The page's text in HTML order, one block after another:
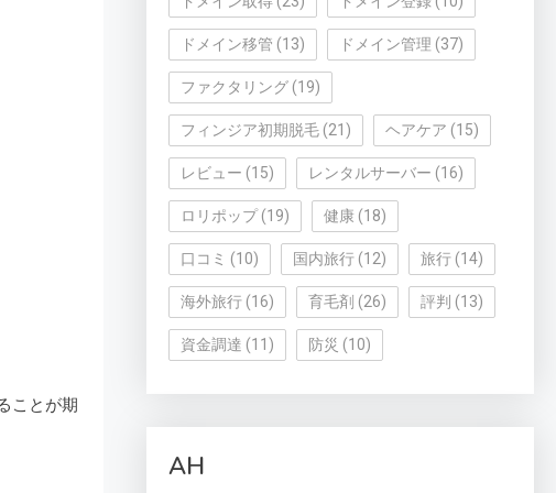
ことが期
ドメイン移管 (13) ドメイン管理 (37)
ファクタリング(19)
フィンジア初期脱毛(21) ヘアケア (15)
レビュー (15) レンタルサーバー (16)
ロリポップ(19) 健康(18)
口コミ (10) 国内旅行(12) 旅行(14)
海外旅行(16) 育毛剤 (26) 評判 (13)
資金調達 (11) 防災 (10)
AH